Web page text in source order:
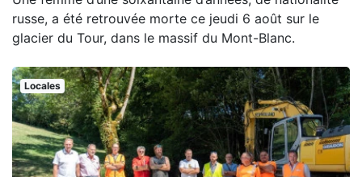
russe, a été retrouvée morte ce jeudi 6 août sur le
glacier du Tour, dans le massif du Mont-Blanc.
Locales